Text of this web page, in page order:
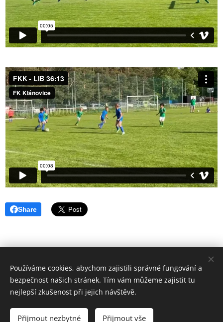
Share
FK Klánovice, z. s.
Používáme cookies, abychom zajistili správné fungování a
bezpečnost našich stránek. Tím vám můžeme zajistit tu
nejlepší zkušenost při jejich návštěvě.
Přijmout nezbytné Přijmout vše